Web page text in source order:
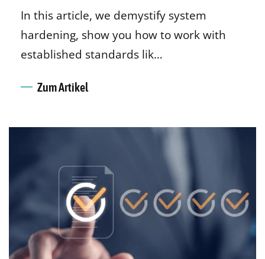
In this article, we demystify system
hardening, show you how to work with
established standards lik…
Zum Artikel